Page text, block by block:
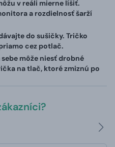
v reáli mierne líšiť.
a rozdielnosť šarží
do sušičky. Tričko
cez potlač.
môže niesť drobné
na tlač, ktoré zmiznú po